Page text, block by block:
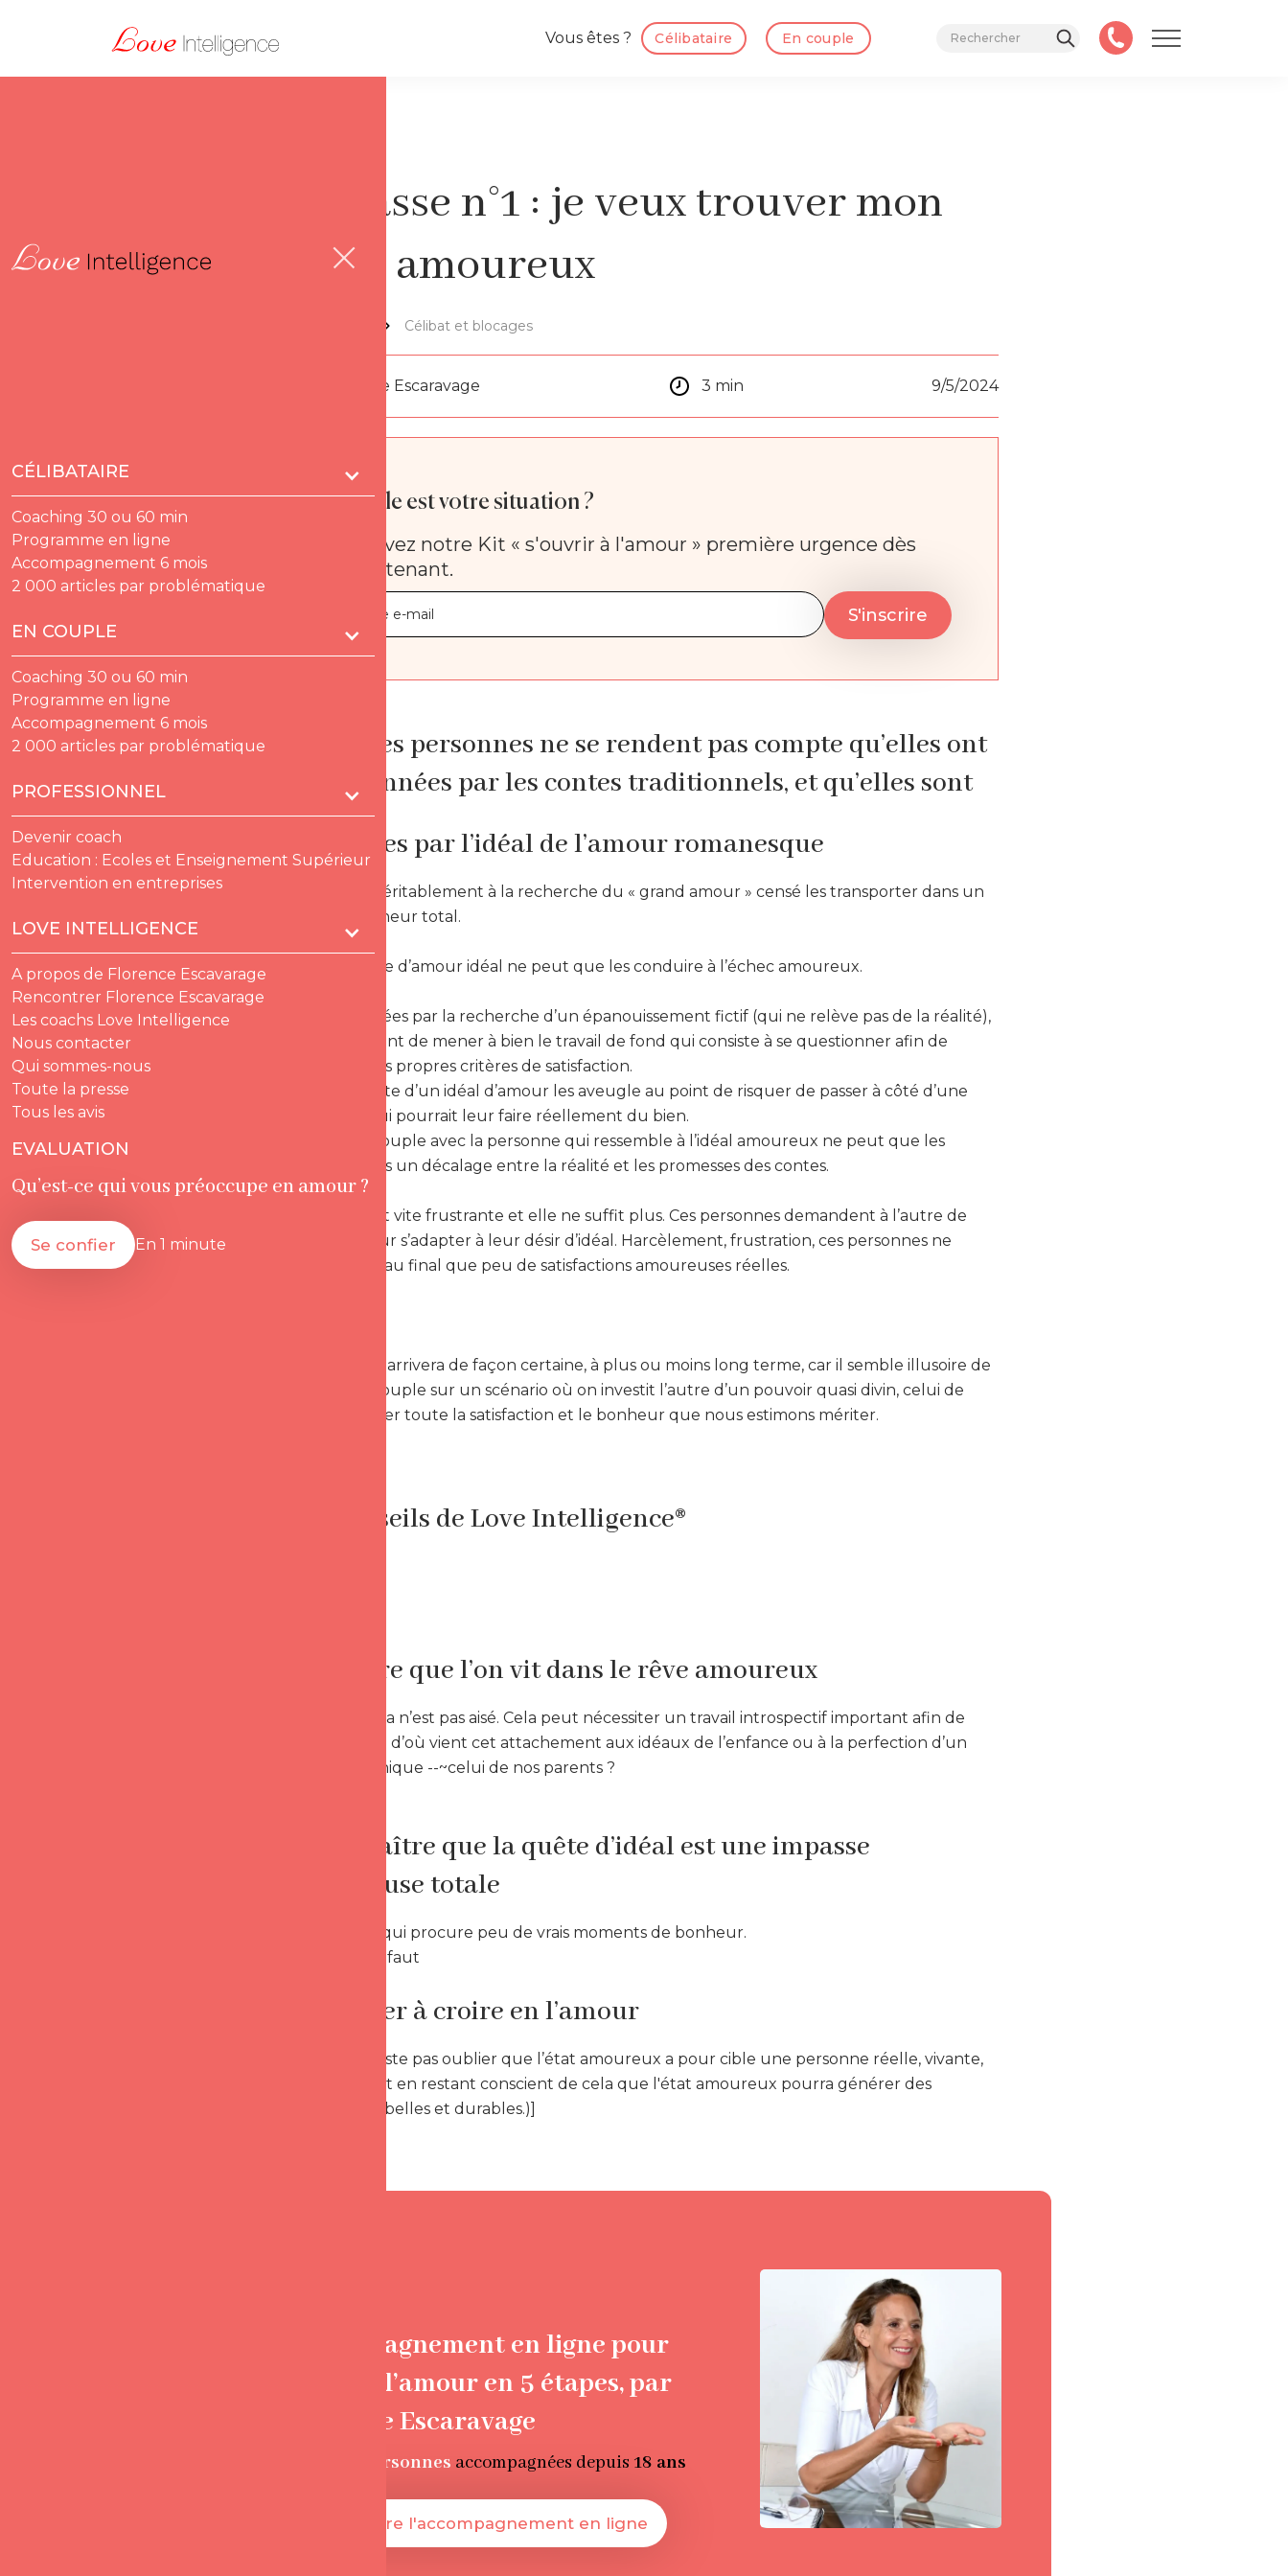
Vous êtes ? Célibataire En couple
CÉLIBATAIRE
Coaching 30 ou 60 min
Programme en ligne
Accompagnement 6 mois
2 000 articles par problématique
EN COUPLE
Coaching 30 ou 60 min
Programme en ligne
Accompagnement 6 mois
2 000 articles par problématique
PROFESSIONNEL
Devenir coach
Education : Ecoles et Enseignement Supérieur
Intervention en entreprises
LOVE INTELLIGENCE
A propos de Florence Escavarage
Rencontrer Florence Escavarage
Les coachs Love Intelligence
Nous contacter
Qui sommes-nous
Toute la presse
Tous les avis
EVALUATION
Qu’est-ce qui vous préoccupe en amour ?
Se confier En 1 minute
Impasse n°1 : je veux trouver mon
idéal amoureux
Célibat et blocages
Florence Escaravage 3 min 9/5/2024
Quelle est votre situation ?
Recevez notre Kit « s'ouvrir à l'amour » première urgence dès
maintenant.
Certaines personnes ne se rendent pas compte qu’elles ont
été façonnées par les contes traditionnels, et qu’elles sont
aveuglées par l’idéal de l’amour romanesque
. Elles sont véritablement à la recherche du « grand amour » censé les transporter dans un
état de bonheur total.
- Cette quête d’amour idéal ne peut que les conduire à l’échec amoureux.
-* Préoccupées par la recherche d’un épanouissement fictif (qui ne relève pas de la réalité),
elles négligent de mener à bien le travail de fond qui consiste à se questionner afin de
connaître ses propres critères de satisfaction.
-* Cette quête d’un idéal d’amour les aveugle au point de risquer de passer à côté d’une
personne qui pourrait leur faire réellement du bien.
-* Vivre en couple avec la personne qui ressemble à l’idéal amoureux ne peut que les
plonger dans un décalage entre la réalité et les promesses des contes.
- L’illusion est vite frustrante et elle ne suffit plus. Ces personnes demandent à l’autre de
changer pour s’adapter à leur désir d’idéal. Harcèlement, frustration, ces personnes ne
connaissent au final que peu de satisfactions amoureuses réelles.
- La rupture arrivera de façon certaine, à plus ou moins long terme, car il semble illusoire de
fonder un couple sur un scénario où on investit l’autre d’un pouvoir quasi divin, celui de
nous apporter toute la satisfaction et le bonheur que nous estimons mériter.
Les conseils de Love Intelligence®
Admettre que l’on vit dans le rêve amoureux
, même si cela n’est pas aisé. Cela peut nécessiter un travail introspectif important afin de
comprendre d’où vient cet attachement aux idéaux de l’enfance ou à la perfection d’un
couple mythique --~celui de nos parents ?
Reconnaître que la quête d’idéal est une impasse
amoureuse totale
, frustrante, qui procure peu de vrais moments de bonheur.
-* Bien sûr, il faut
continuer à croire en l’amour
. Il ne faut juste pas oublier que l’état amoureux a pour cible une personne réelle, vivante,
connue. C’est en restant conscient de cela que l'état amoureux pourra générer des
satisfactions belles et durables.)]
Accompagnement en ligne pour
trouver l’amour en 5 étapes, par
Florence Escaravage
personnes accompagnées depuis 18 ans
Je démarre l'accompagnement en ligne